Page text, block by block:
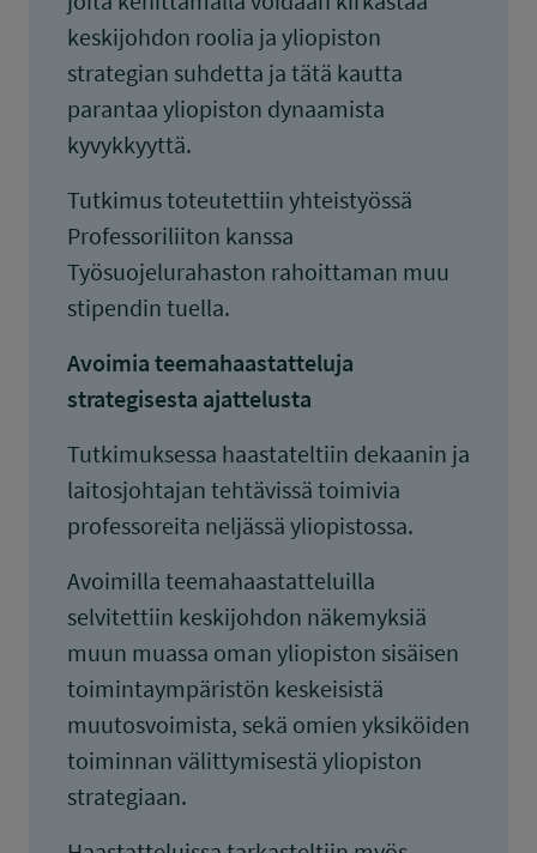
keskijohdon roolia ja yliopiston
strategian suhdetta ja tätä kautta
parantaa yliopiston dynaamista
kyvykkyyttä.
Tutkimus toteutettiin yhteistyössä
Professoriliiton kanssa
Työsuojelurahaston rahoittaman muu
stipendin tuella.
Avoimia teemahaastatteluja
strategisesta ajattelusta
Tutkimuksessa haastateltiin dekaanin ja
laitosjohtajan tehtävissä toimivia
professoreita neljässä yliopistossa.
Avoimilla teemahaastatteluilla
selvitettiin keskijohdon näkemyksiä
muun muassa oman yliopiston sisäisen
toimintaympäristön keskeisistä
muutosvoimista, sekä omien yksiköiden
toiminnan välittymisestä yliopiston
strategiaan.